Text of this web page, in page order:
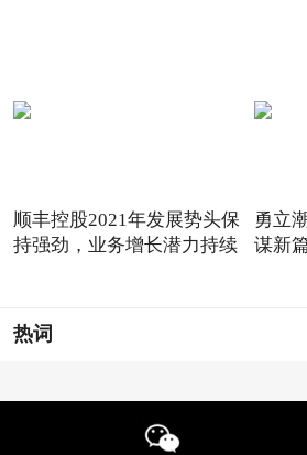
顺丰控股2021年发展势头保
持强劲，业务增长潜力持续
勇立
谋新
热词